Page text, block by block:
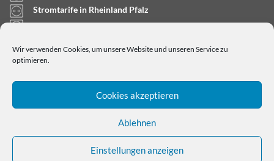
Wir verwenden Cookies, um unsere Website und unseren Service zu
optimieren.
Cookies akzeptieren
Ablehnen
Einstellungen anzeigen
Stromtarife in Rheinland Pfalz
Stromtarife in Saarland
Stromtarife in Schleswig-Holstein
Copyright © 2024stromtarifrechner.org